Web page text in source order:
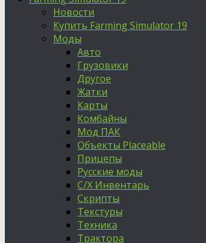
Новости
Купить Farming Simulator 19
Моды
Авто
Грузовики
Другое
Жатки
Карты
Комбайны
Мод ПАК
Объекты Placeable
Прицепы
Русские моды
С/Х Инвентарь
Скрипты
Текстуры
Техника
Трактора